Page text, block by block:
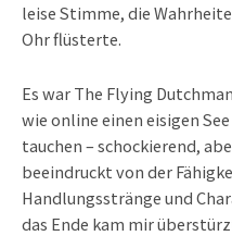
leise Stimme, die
Ohr flüsterte.
Es war The Flying
wie online einen eisigen
tauchen – schockierend,
beeindruckt von der
Handlungsstränge und
das Ende kam mir